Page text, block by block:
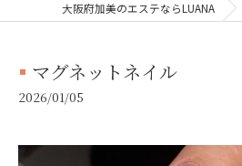
大阪府加美のエステならLUANA
マグネットネイル
2026/01/05